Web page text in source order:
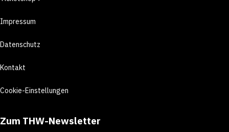
Impressum
Datenschutz
Kontakt
Cookie-Einstellungen
Zum THW-Newsletter